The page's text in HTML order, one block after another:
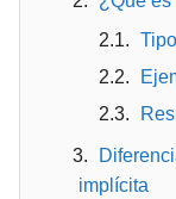
implícita